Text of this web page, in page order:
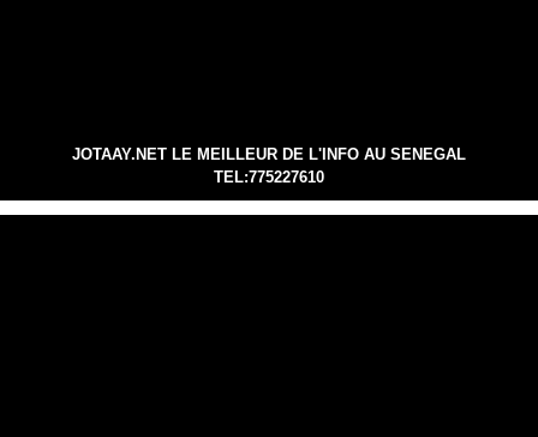
JOTAAY.NET LE MEILLEUR DE L'INFO AU SENEGAL
TEL:775227610